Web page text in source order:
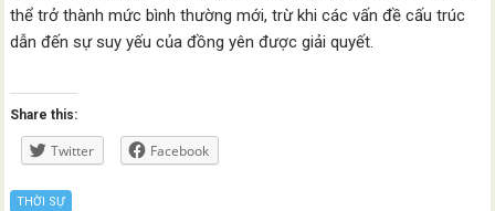
thể trở thành mức bình thường mới, trừ khi các vấn đề cấu trúc
dẫn đến sự suy yếu của đồng yên được giải quyết.
Share this:
Twitter Facebook
THỜI SỰ